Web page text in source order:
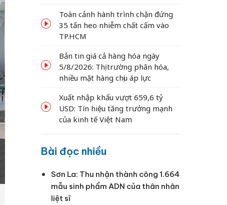
Toàn cảnh hành trình chặn đứng
35 tấn heo nhiễm chất cấm vào
TP.HCM
Bản tin giá cả hàng hóa ngày
5/8/2026: Thị trường phân hóa,
nhiều mặt hàng chịu áp lực
Xuất nhập khẩu vượt 659,6 tỷ
USD: Tín hiệu tăng trưởng mạnh
của kinh tế Việt Nam
Bài đọc nhiều
Sơn La: Thu nhận thành công 1.664
mẫu sinh phẩm ADN của thân nhân
liệt sĩ